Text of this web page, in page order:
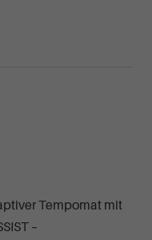
Tempomat mit
–